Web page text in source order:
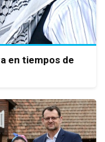
en tiempos de